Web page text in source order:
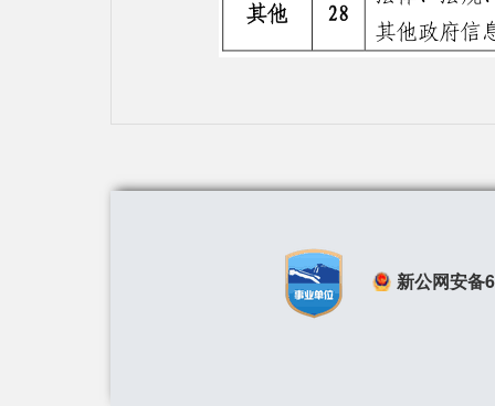
新公网安备